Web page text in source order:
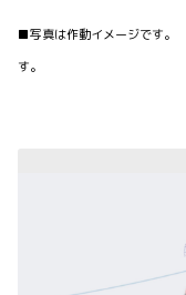
■写真は作動イメージです。
す。